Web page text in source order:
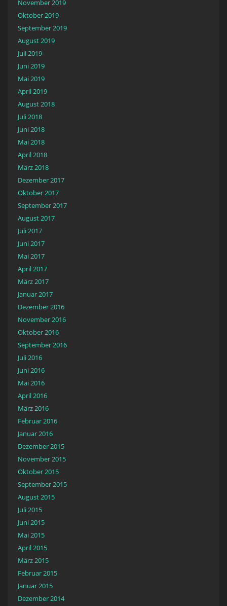
November 2019
Oktober 2019
September 2019
August 2019
Juli 2019
Juni 2019
Mai 2019
April 2019
August 2018
Juli 2018
Juni 2018
Mai 2018
April 2018
März 2018
Dezember 2017
Oktober 2017
September 2017
August 2017
Juli 2017
Juni 2017
Mai 2017
April 2017
März 2017
Januar 2017
Dezember 2016
November 2016
Oktober 2016
September 2016
Juli 2016
Juni 2016
Mai 2016
April 2016
März 2016
Februar 2016
Januar 2016
Dezember 2015
November 2015
Oktober 2015
September 2015
August 2015
Juli 2015
Juni 2015
Mai 2015
April 2015
März 2015
Februar 2015
Januar 2015
Dezember 2014